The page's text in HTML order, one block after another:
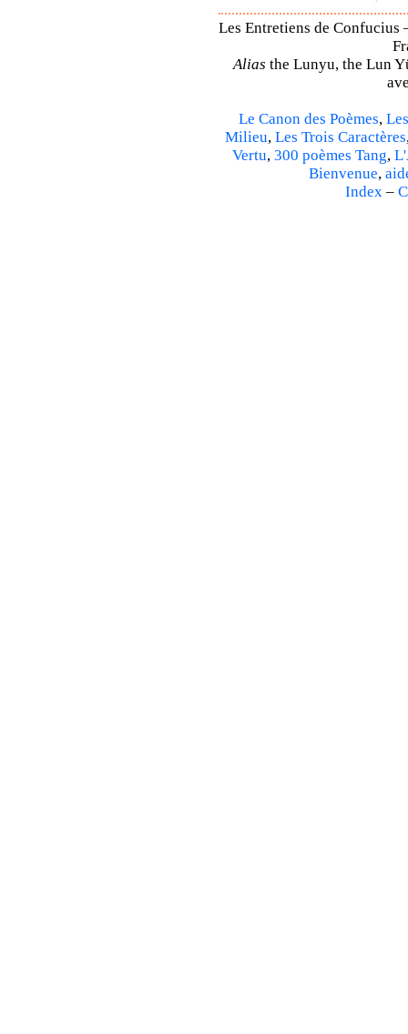
Les Entretiens de
Alias the Lunyu, the Lun
Le Canon des Poèmes,
Milieu, Les Trois Caractères
Vertu, 300 poèmes Tang,
Bienvenue,
Index –